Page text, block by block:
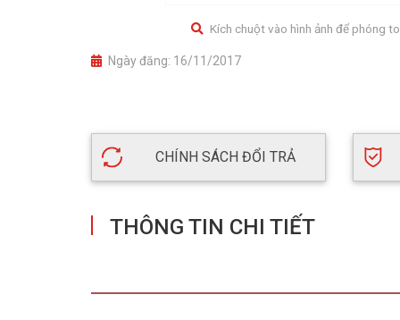
Kích chuột vào hình ảnh để phóng to
Ngày đăng: 16/11/2017
CHÍNH SÁCH ĐỔI TRẢ
THÔNG TIN CHI TIẾT